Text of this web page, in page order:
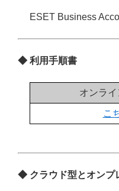
ESET Business
◆ 利用手順書
オンラ
こ
◆ クラウド型とオンプ